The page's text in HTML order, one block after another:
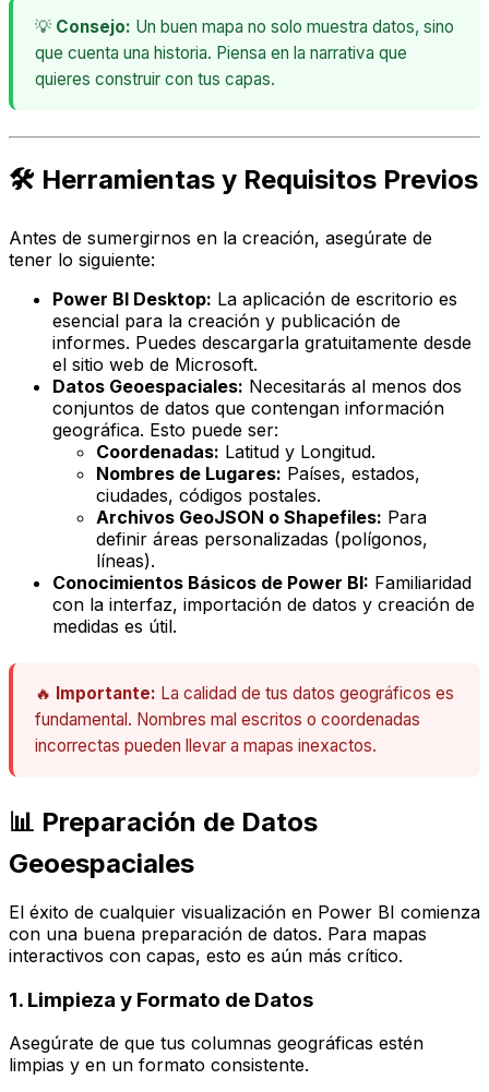
💡 Consejo: Un buen mapa no solo muestra datos, sino
que cuenta una historia. Piensa en la narrativa que
quieres construir con tus capas.
🛠️ Herramientas y Requisitos Previos
Antes de sumergirnos en la creación, asegúrate de
tener lo siguiente:
Power BI Desktop: La aplicación de escritorio es
esencial para la creación y publicación de
informes. Puedes descargarla gratuitamente desde
el sitio web de Microsoft.
Datos Geoespaciales: Necesitarás al menos dos
conjuntos de datos que contengan información
geográfica. Esto puede ser:
Coordenadas: Latitud y Longitud.
Nombres de Lugares: Países, estados,
ciudades, códigos postales.
Archivos GeoJSON o Shapefiles: Para
definir áreas personalizadas (polígonos,
líneas).
Conocimientos Básicos de Power BI: Familiaridad
con la interfaz, importación de datos y creación de
medidas es útil.
🔥 Importante: La calidad de tus datos geográficos es
fundamental. Nombres mal escritos o coordenadas
incorrectas pueden llevar a mapas inexactos.
📊 Preparación de Datos
Geoespaciales
El éxito de cualquier visualización en Power BI comienza
con una buena preparación de datos. Para mapas
interactivos con capas, esto es aún más crítico.
1. Limpieza y Formato de Datos
Asegúrate de que tus columnas geográficas estén
limpias y en un formato consistente.